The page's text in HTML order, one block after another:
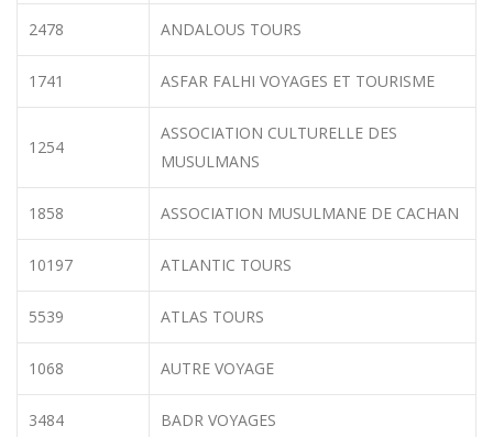
2478 ANDALOUS TOURS
1741 ASFAR FALHI VOYAGES ET TOURISME
1254
ASSOCIATION CULTURELLE DES
MUSULMANS
1858 ASSOCIATION MUSULMANE DE CACHAN
10197 ATLANTIC TOURS
5539 ATLAS TOURS
1068 AUTRE VOYAGE
3484 BADR VOYAGES